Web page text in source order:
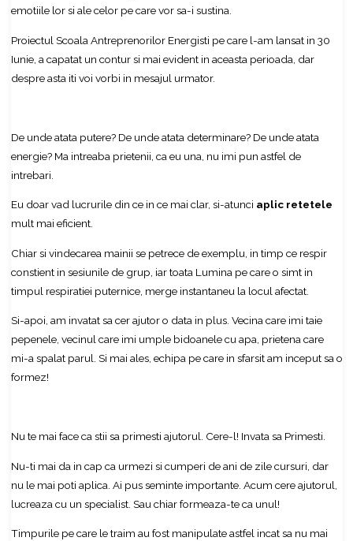
emotiile lor si ale celor pe care vor sa-i sustina.
Proiectul Scoala Antreprenorilor Energisti pe care l-am lansat in 30
Iunie, a capatat un contur si mai evident in aceasta perioada, dar
despre asta iti voi vorbi in mesajul urmator.
De unde atata putere? De unde atata determinare? De unde atata
energie? Ma intreaba prietenii, ca eu una, nu imi pun astfel de
intrebari.
Eu doar vad lucrurile din ce in ce mai clar, si-atunci aplic retetele
mult mai eficient.
Chiar si vindecarea mainii se petrece de exemplu, in timp ce respir
constient in sesiunile de grup, iar toata Lumina pe care o simt in
timpul respiratiei puternice, merge instantaneu la locul afectat.
Si-apoi, am invatat sa cer ajutor o data in plus. Vecina care imi taie
pepenele, vecinul care imi umple bidoanele cu apa, prietena care
mi-a spalat parul. Si mai ales, echipa pe care in sfarsit am inceput sa o
formez!
Nu te mai face ca stii sa primesti ajutorul. Cere-l! Invata sa Primesti.
Nu-ti mai da in cap ca urmezi si cumperi de ani de zile cursuri, dar
nu le mai poti aplica. Ai pus seminte importante. Acum cere ajutorul,
lucreaza cu un specialist. Sau chiar formeaza-te ca unul!
Timpurile pe care le traim au fost manipulate astfel incat sa nu mai